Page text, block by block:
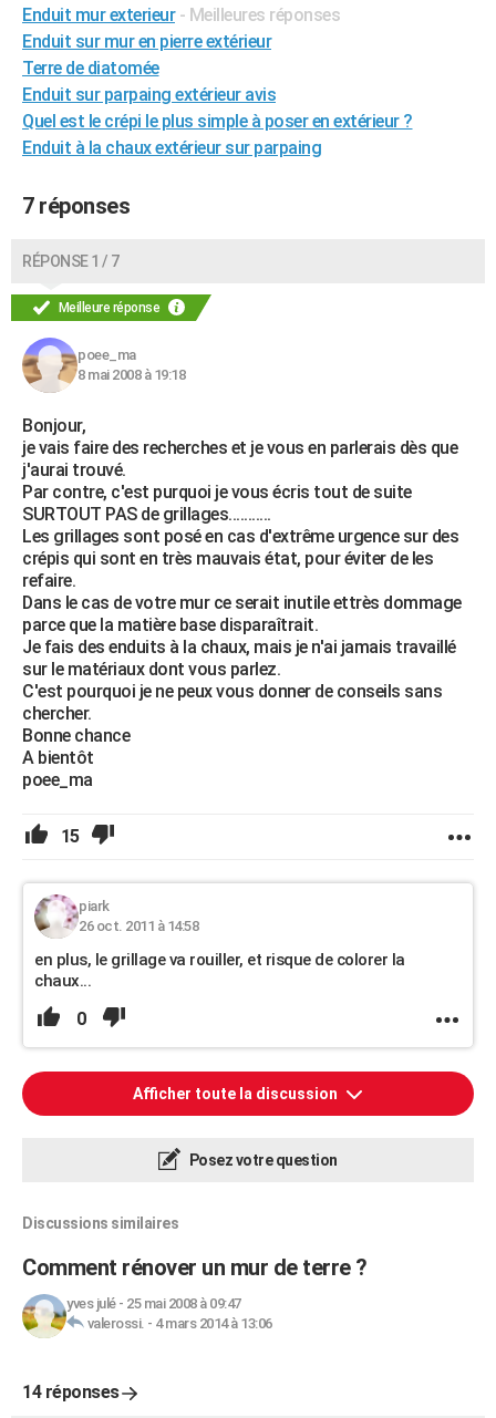
Enduit mur exterieur - Meilleures réponses
Enduit sur mur en pierre extérieur
Terre de diatomée
Enduit sur parpaing extérieur avis
Quel est le crépi le plus simple à poser en extérieur ?
Enduit à la chaux extérieur sur parpaing
7 réponses
RÉPONSE 1 / 7
Meilleure réponse
poee_ma
8 mai 2008 à 19:18
Bonjour,
je vais faire des recherches et je vous en parlerais dès que
j'aurai trouvé.
Par contre, c'est purquoi je vous écris tout de suite
SURTOUT PAS de grillages...........
Les grillages sont posé en cas d'extrême urgence sur des
crépis qui sont en très mauvais état, pour éviter de les
refaire.
Dans le cas de votre mur ce serait inutile ettrès dommage
parce que la matière base disparaîtrait.
Je fais des enduits à la chaux, mais je n'ai jamais travaillé
sur le matériaux dont vous parlez.
C'est pourquoi je ne peux vous donner de conseils sans
chercher.
Bonne chance
A bientôt
poee_ma
15
piark
26 oct. 2011 à 14:58
en plus, le grillage va rouiller, et risque de colorer la
chaux...
0
Afficher toute la discussion
Posez votre question
Discussions similaires
Comment rénover un mur de terre ?
yves julé- 25 mai 2008 à 09:47
valerossi. - 4 mars 2014 à 13:06
14 réponses